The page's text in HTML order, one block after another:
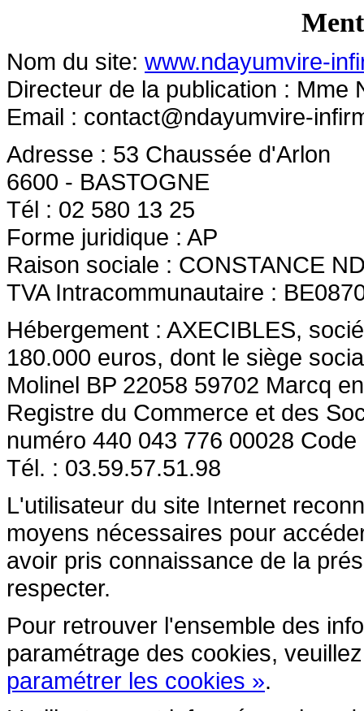
Nom du site: www.ndayumvire-
Directeur de la publication : Mme
Email : contact@ndayumvire-
Adresse : 53 Chaussée d'Arlon
6600 - BASTOGNE
Tél : 02 580 13 25
Forme juridique : AP
Raison sociale : CONSTANCE
TVA Intracommunautaire :
Hébergement : AXECIBLES,
180.000 euros, dont le siège
Molinel BP 22058 59702 Marcq
Registre du Commerce et des
numéro 440 043 776 00028
Tél. : 03.59.57.51.98
L'utilisateur du site Internet
moyens nécessaires pour
avoir pris connaissance de la
respecter.
Pour retrouver l'ensemble des
paramétrage des cookies,
paramétrer les cookies ».